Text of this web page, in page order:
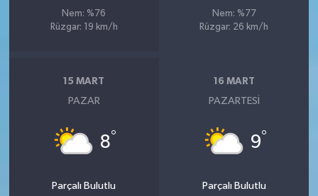
Nem: %76
Rüzgar: 19 km/h
Nem: %77
Rüzgar: 26 km/h
15 MART
PAZAR
8°
Parçalı Bulutlu
16 MART
PAZARTESI
9°
Parçalı Bulutlu